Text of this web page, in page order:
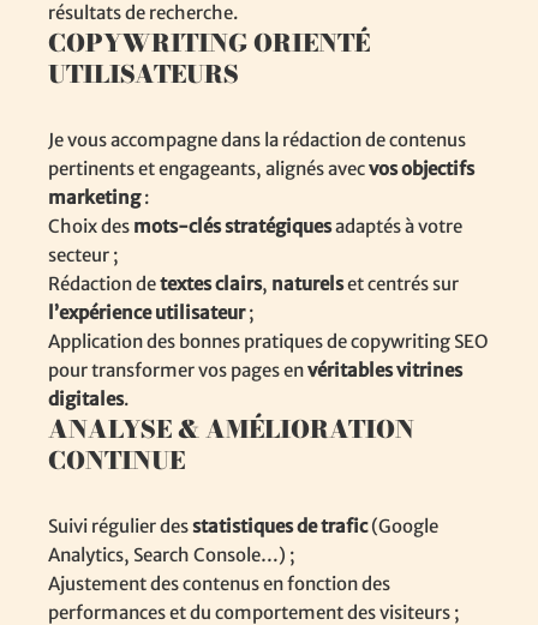
résultats de recherche.
COPYWRITING ORIENTÉ
UTILISATEURS
Je vous accompagne dans la rédaction de contenus
pertinents et engageants, alignés avecvos objectifs
marketing:
Choix des mots-clés stratégiquesadaptés à votre
secteur ;
Rédaction detextes clairs, naturelset centrés sur
l’expérience utilisateur;
Application des bonnes pratiques de copywriting SEO
pour transformer vos pages envéritables vitrines
digitales.
ANALYSE & AMÉLIORATION
CONTINUE
Suivi régulier desstatistiques de trafic(Google
Analytics, Search Console…) ;
Ajustement des contenus en fonction des
performances et du comportement des visiteurs ;